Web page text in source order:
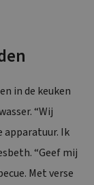
in de keuken
“Wij
apparatuur. Ik
“Geef mij
Met verse